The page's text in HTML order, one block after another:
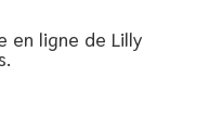
en ligne de Lilly